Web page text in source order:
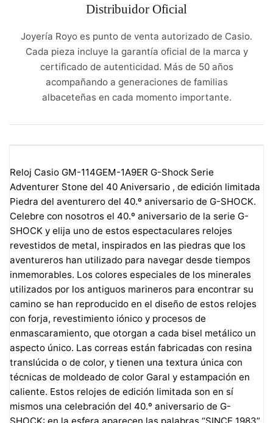
Distribuidor Oficial
Joyería Royo es punto de venta autorizado de Casio.
Cada pieza incluye la garantía oficial de la marca y
certificado de autenticidad. Más de 50 años
acompañando a generaciones de familias
albaceteñas en cada momento importante.
Reloj Casio GM-114GEM-1A9ER G-Shock Serie
Adventurer Stone del 40 Aniversario , de edición limitada
Piedra del aventurero del 40.º aniversario de G-SHOCK.
Celebre con nosotros el 40.º aniversario de la serie G-
SHOCK y elija uno de estos espectaculares relojes
revestidos de metal, inspirados en las piedras que los
aventureros han utilizado para navegar desde tiempos
inmemorables. Los colores especiales de los minerales
utilizados por los antiguos marineros para encontrar su
camino se han reproducido en el diseño de estos relojes
con forja, revestimiento iónico y procesos de
enmascaramiento, que otorgan a cada bisel metálico un
aspecto único. Las correas están fabricadas con resina
translúcida o de color, y tienen una textura única con
técnicas de moldeado de color Garal y estampación en
caliente. Estos relojes de edición limitada son en sí
mismos una celebración del 40.º aniversario de G-
SHOCK: en la esfera aparecen las palabras “SINCE 1983”